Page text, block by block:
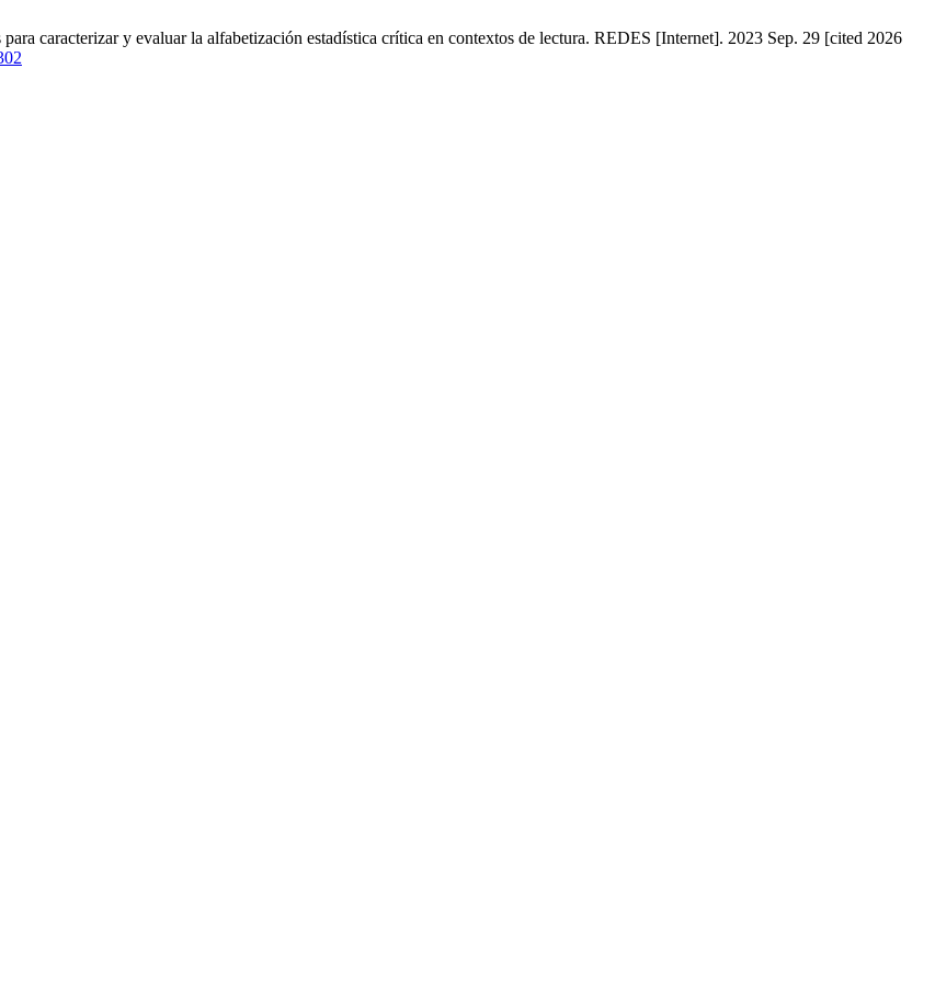
caracterizar y evaluar la alfabetización estadística crítica en contextos de lectura. REDES [Internet]. 2023 Sep. 29 [cited 2026